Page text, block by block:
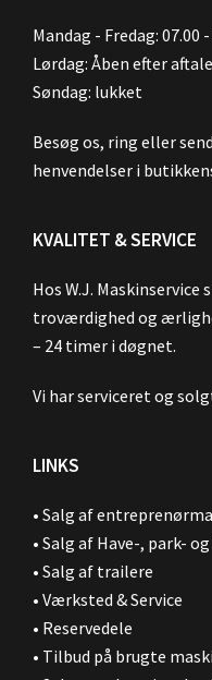
Mandag - Fredag: 07.00 -
Lørdag: Åben efter aftale
Søndag: lukket
Besøg os, ring eller
henvendelser i
KVALITET & SERVICE
Hos W.J. Maskinservice
troværdighed og
– 24 timer i døgnet.
Vi har serviceret og
LINKS
• Salg af
• Salg af Have-, park-
• Salg af trailere
• Værksted & Service
• Reservedele
• Tilbud på brugte